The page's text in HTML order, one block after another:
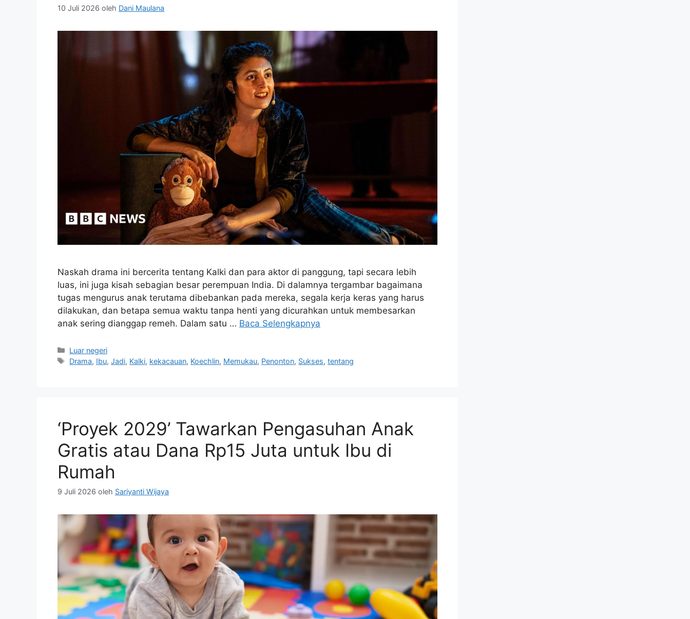
10 Juli 2026 oleh Dani Maulana
Naskah drama ini bercerita tentang Kalki dan para aktor di panggung, tapi secara lebih
luas, ini juga kisah sebagian besar perempuan India. Di dalamnya tergambar bagaimana
tugas mengurus anak terutama dibebankan pada mereka, segala kerja keras yang harus
dilakukan, dan betapa semua waktu tanpa henti yang dicurahkan untuk membesarkan
anak sering dianggap remeh. Dalam satu … Baca Selengkapnya
Kategori
Luar negeri
Tag
Drama, Ibu,Jadi, Kalki, kekacauan, Koechlin, Memukau, Penonton, Sukses,tentang
‘Proyek 2029’ Tawarkan Pengasuhan Anak
Gratis atau Dana Rp15 Juta untuk Ibu di
Rumah
9 Juli 2026 oleh Sariyanti Wijaya